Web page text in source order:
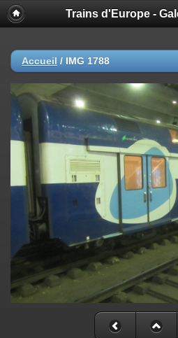
Trains d'Europe -
Accueil / IMG 1788